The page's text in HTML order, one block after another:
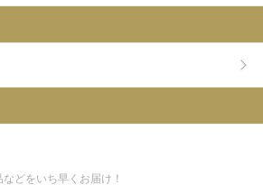
どをいち早くお届け！